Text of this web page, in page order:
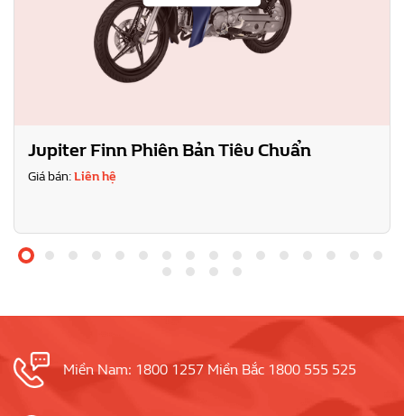
Jupiter Finn Phiên Bản Tiêu Chuẩn
Giá bán:Liên hệ
Miền Nam: 1800 1257 Miền Bắc 1800 555 525